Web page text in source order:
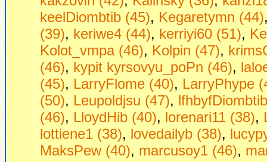
keelDiombtib (45), Kegaretymn (44)
(39), keriwe4 (44), kerriyi60 (51),
Kolot_vmpa (46), Kolpin (47),
(46), kypit kyrsovyu_poPn (46),
(45), LarryFlome (40), LarryPhype
(50), Leupoldjsu (47),
(46), LloydHib (40), lorenari11 (38),
lottiene1 (38), lovedailyb (38),
MaksPew (40), marcusoy1 (46),